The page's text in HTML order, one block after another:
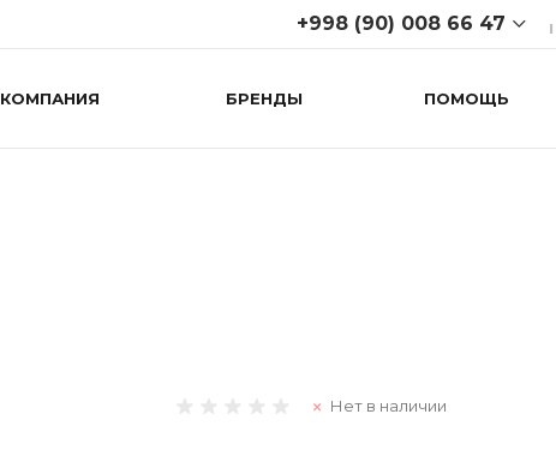
+998 (90) 008 66 47
+998 (90) 008 66 47
Вс: 10:00-18:00
КОМПАНИЯ БРЕНДЫ ПОМОЩЬ
Нет в наличии